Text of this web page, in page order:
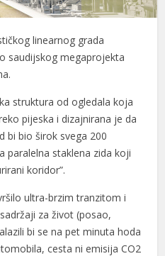
linearnog grada
saudijskog megaprojekta
struktura od ogledala koja
pijeska i dizajnirana je da
bi bio širok svega 200
paralelna staklena zida koji
koridor”.
ultra-brzim tranzitom i
za život (posao,
bi se na pet minuta hoda
cesta ni emisija CO2